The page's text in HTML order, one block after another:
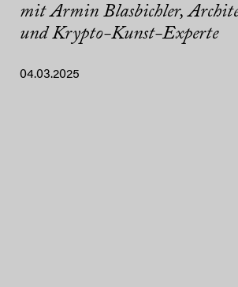
mit Armin Blasbichler,
und Krypto-Kunst-Experte
04.03.2025